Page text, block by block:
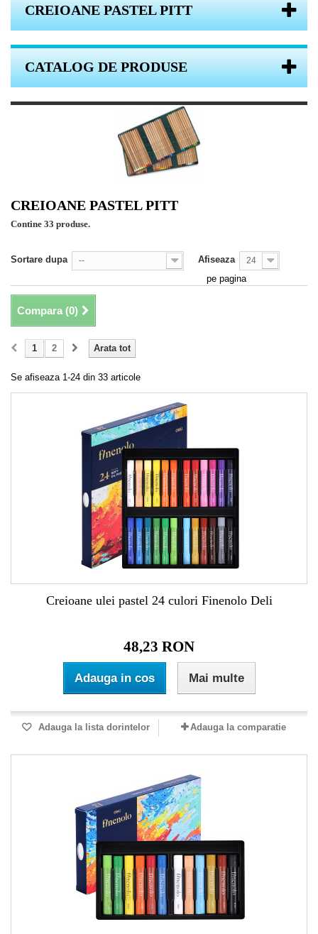
CREIOANE PASTEL PITT
CATALOG DE PRODUSE
CREIOANE PASTEL PITT
Contine 33 produse.
Sortare dupa -- Afiseaza 24
pe pagina
Compara (0)
Arata tot
1 2
Se afiseaza 1-24 din 33 articole
Creioane ulei pastel 24 culori Finenolo Deli
48,23 RON
Adauga in cos Mai multe
Adauga la lista dorintelor Adauga la comparatie